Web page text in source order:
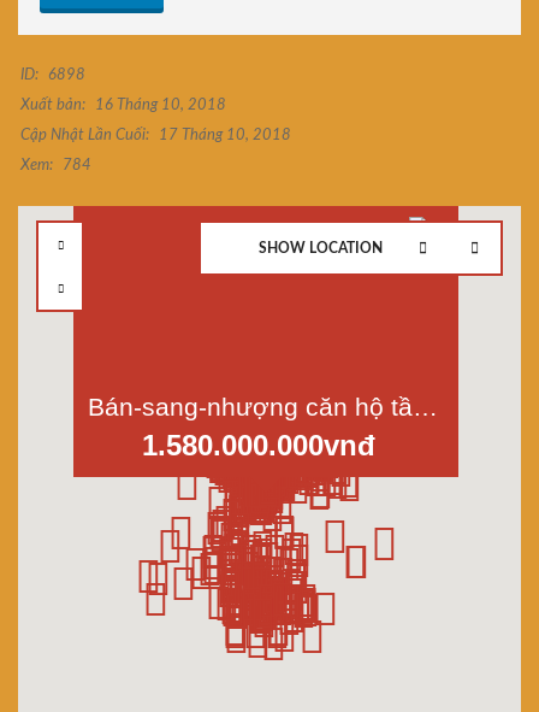
ID:
6898
Xuất bản:
16 Tháng 10, 2018
Cập Nhật Lần Cuối:
17 Tháng 10, 2018
Xem:
784
Bán-sang-nhượng căn hộ tầng 12 chung cư The Western Capital, Lý Chiêu Hoàng, phường 10, Quận 6, diện tích 47m2
1.580.000.000vnđ
SHOW LOCATION